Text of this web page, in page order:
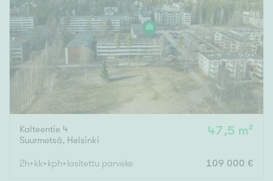
Rakennusvuosi
Uudiskohteet
Vain uudiskohteet Ei uudiskohteita
Arvokohteet
Vain arvokohteet
Kalteentie 4
Suurmetsä, Helsinki
47,5 m²
2h+kk+kph+lasitettu parveke 109 000 €